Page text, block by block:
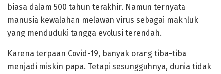
biasa dalam 500 tahun terakhir. Namun ternyata
manusia kewalahan melawan virus sebagai makhluk
yang menduduki tangga evolusi terendah.
Karena terpaan Covid-19, banyak orang tiba-tiba
menjadi miskin papa. Tetapi sesungguhnya, dunia tidak